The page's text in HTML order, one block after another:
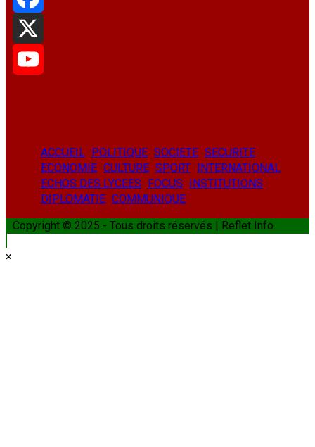
Facebook
X
ACCUEIL POLITIQUE SOCIETE SECURITE
ECONOMIE CULTURE SPORT INTERNATIONAL
ECHOS DES LYCEES FOCUS INSTITUTIONS
DIPLOMATIE COMMUNIQUE
Copyright © 2025 - Tous droits réservés | Reflet Info.
×